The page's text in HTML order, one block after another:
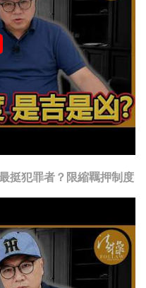
挺犯罪者？限縮羈押制度